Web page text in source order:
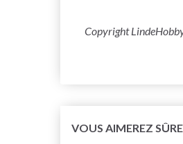
Copyright
VOUS AIMEREZ